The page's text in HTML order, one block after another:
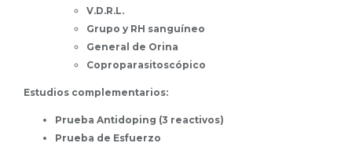
V.D.R.L.
Grupo y RH sanguíneo
General de Orina
Coproparasitoscópico
Estudios complementarios:
Prueba Antidoping (3 reactivos)
Prueba de Esfuerzo